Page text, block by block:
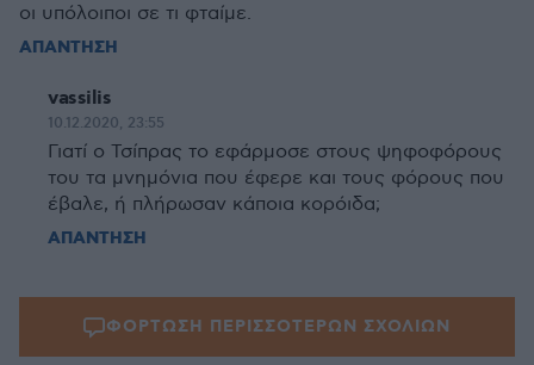
οι υπόλοιποι σε τι φταίμε.
ΑΠΑΝΤΗΣΗ
vassilis
10.12.2020, 23:55
Γιατί ο Τσίπρας το εφάρμοσε στους ψηφοφόρους
του τα μνημόνια που έφερε και τους φόρους που
έβαλε, ή πλήρωσαν κάποια κορόιδα;
ΑΠΑΝΤΗΣΗ
ΦΟΡΤΩΣΗ ΠΕΡΙΣΣΟΤΕΡΩΝ ΣΧΟΛΙΩΝ